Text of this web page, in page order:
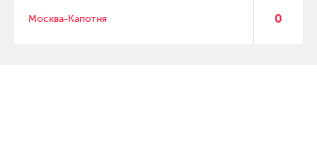
Москва-Капотня 0